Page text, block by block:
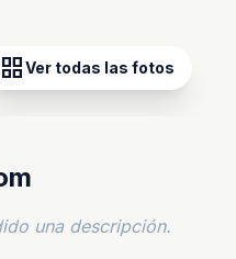
grid_viewVer todas las fotos
una descripción.